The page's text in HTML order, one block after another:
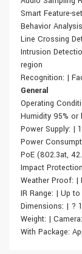
Smart Feature-set
Behavior
Line Crossing
Intrusion
region
Recognition: |
General
Operating
Humidity 95% or
Power Supply: |
Power
PoE (802.3at,
Impact
Weather Proof: |
IR Range: | Up
Dimensions: | ?
Weight: |
With Package: